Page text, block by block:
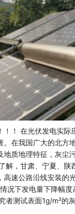
！！ 在光伏发电实际
。在我国广大的北方
质地理特征，灰尘
解，甘肃、宁夏、陕
高速公路沿线安装的
况下发电量下降幅
者测试表面1g/m²的